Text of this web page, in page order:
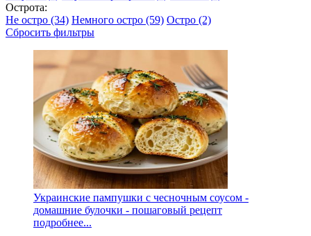
Острота:
Не остро (34) Немного остро (59) Остро (2)
Сбросить фильтры
Украинские пампушки с чесночным соусом -
домашние булочки - пошаговый рецепт
подробнее...